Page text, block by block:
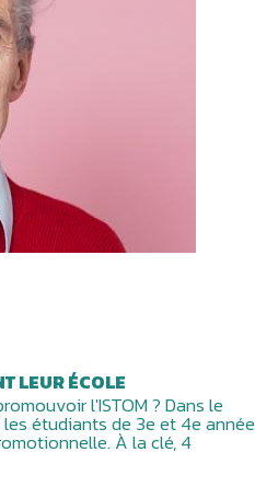
LEUR ÉCOLE
l'ISTOM ? Dans le
les étudiants de 3e et 4e année
À la clé, 4